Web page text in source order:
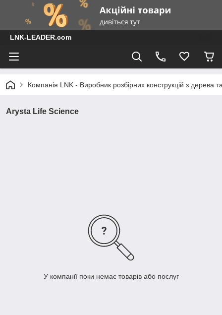
LNK-LEADER.com
Компанія LNK - Виробник розбірних конструкцій з дерева
Arysta Life Science
У компанії поки немає товарів або послуг